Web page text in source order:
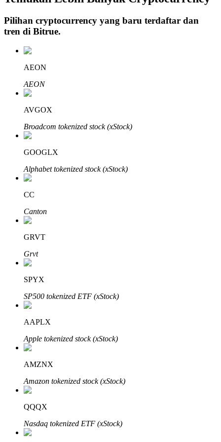
Investasi Otomatis
Pelajari tentang mendapatkan penghasilan pasif
Bitrue
Mitra Bitrue
Afiliasi Bitrue
Pilihan cryptocurrency yang baru terdaftar dan
tren di Bitrue.
AEON
AEON
AVGOX
Broadcom tokenized stock (xStock)
GOOGLX
Alphabet tokenized stock (xStock)
CC
Canton
GRVT
Grvt
SPYX
SP500 tokenized ETF (xStock)
AAPLX
Apple tokenized stock (xStock)
AMZNX
Amazon tokenized stock (xStock)
QQQX
Nasdaq tokenized ETF (xStock)